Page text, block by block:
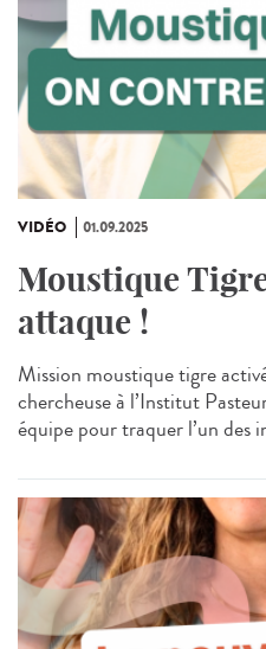
VIDÉO 01.09.2025
Moustique
attaque !
Mission moustique tigre
chercheuse à l’Institut
équipe pour traquer l’un des